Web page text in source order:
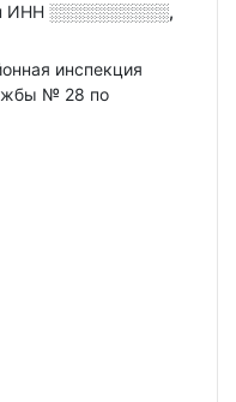
ИНН ░░░░░░░░░░,
инспекция
№ 28 по